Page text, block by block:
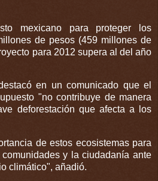
mexicano para proteger los
de pesos (459 millones de
para 2012 supera al del año
en un comunicado que el
"no contribuye de manera
deforestación que afecta a los
de estos ecosistemas para
y la ciudadanía ante
climático", añadió.